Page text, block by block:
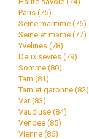
Paris (75)
Seine maritime (76)
Seine et marne (77)
Yvelines (78)
Deux sevres (79)
Somme (80)
Tarn (81)
Tarn et garonne (82)
Var (83)
Vaucluse (84)
Vendee (85)
Vienne (86)